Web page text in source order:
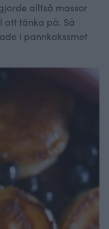
alltså massor
att tänka på. Så
i pannkakssmet